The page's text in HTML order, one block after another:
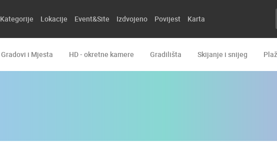
Kategorije Lokacije Event&Site Izdvojeno Povijest Karta
Gradovi i Mjesta HD - okretne kamere Gradilišta Skijanje i snijeg